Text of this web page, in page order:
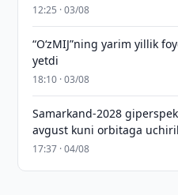
12:25 · 03/08
“O‘zMIJ”ning yarim yillik
yetdi
18:10 · 03/08
Samarkand-2028
avgust kuni orbitaga
17:37 · 04/08